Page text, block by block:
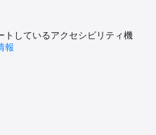
or approved by Pearson.
providers are used by
only and such trademarks
トしているアクセシビリティ機
報